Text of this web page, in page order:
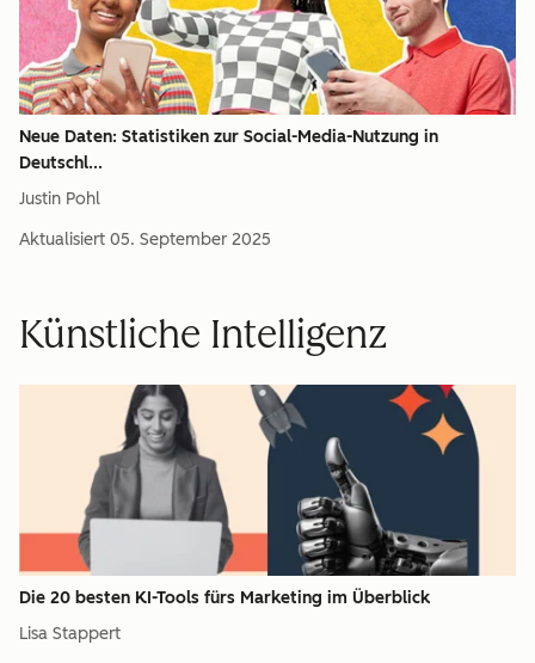
Neue Daten: Statistiken zur Social-Media-Nutzung in
Deutschl...
Justin Pohl
Aktualisiert 05. September 2025
Künstliche Intelligenz
Die 20 besten KI-Tools fürs Marketing im Überblick
Lisa Stappert